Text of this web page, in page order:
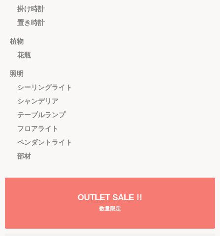
掛け時計
置き時計
植物
花瓶
照明
シーリングライト
シャンデリア
テーブルランプ
フロアライト
ペンダントライト
部材
OUTLET SALE !!
数量限定